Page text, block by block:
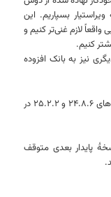
بسپاریم. این
واقعاً لازم غنی‌تر کنیم و
کنیم.
نیز به بانک افزوده
بانک جدید در انتشار بعدی لیبره‌آفیس، یعنی نسخه‌های ۲۴.۸.۶ و ۲۵.۲.۲ در
پایدار بعدی متوقف